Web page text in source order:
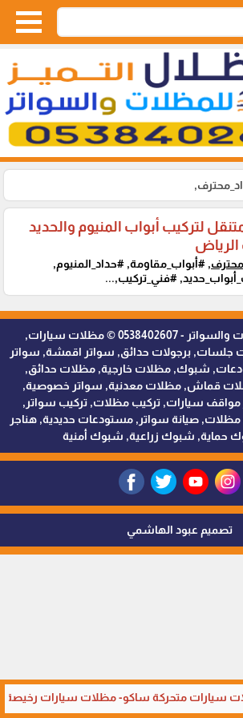
سيارات متحركة ساكو- مظلات سيارات رخيصة
لتركيب أبواب المنيوم والحديد
#أبواب_مقاومة, #حداد_المنيوم,
#فني_تركيب,...
ظلال التميز للمظلات والسواتر - 0538402607 © مظلات سيارات,
برجولات حدائق, سواتر اقمشة, سواتر
شبوك, مظلات خارجية, مظلات حدائق,
قماش, مظلات معدنية, سواتر خصوصية,
مواقف سيارات, تركيب مظلات, تركيب سواتر,
مظلات, صيانة سواتر, مستودعات حديدية, هناجر
حماية, شبوك زراعية, شبوك أمنية
تصميم عبود الهاشمي